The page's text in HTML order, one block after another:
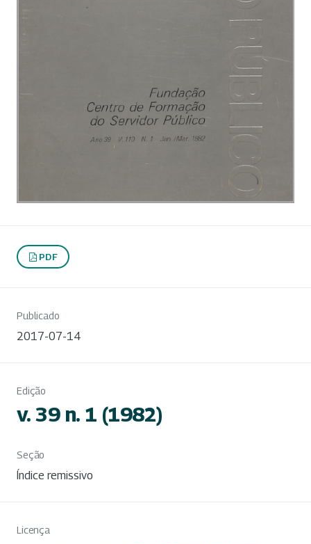
PDF
Publicado
2017-07-14
Edição
v. 39 n. 1 (1982)
Seção
Índice remissivo
Licença